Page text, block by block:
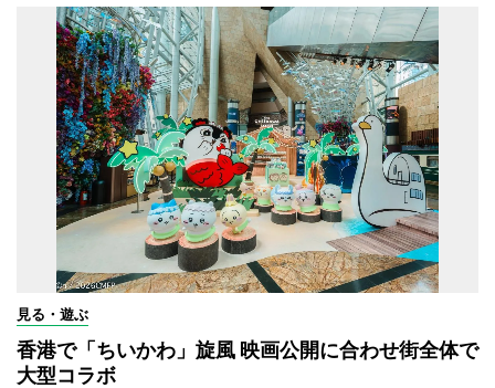
見る・遊ぶ
香港で「ちいかわ」旋風 映画公開に合わせ街全体で
大型コラボ